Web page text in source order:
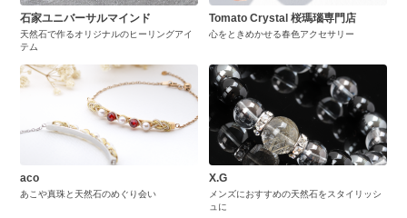
石家ユニバーサルマインド
天然石で作るオリジナルのヒーリングアイ
テム
Tomato Crystal 桜瑪瑙専門店
心をときめかせる春色アクセサリー
aco
あこや真珠と天然石のめぐり会い
X.G
メンズにおすすめの天然石をスタイリッシ
ュに